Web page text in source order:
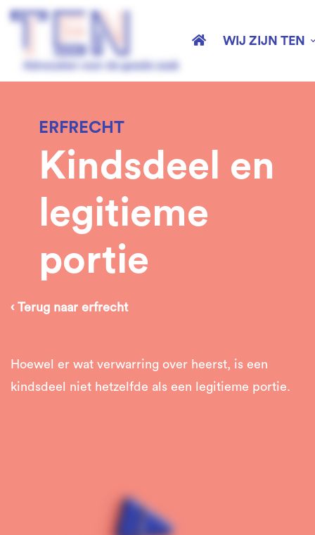
WIJ ZIJN TEN
en
legitieme
portie
ERFRECHT
Kindsdeel en
legitieme
portie
‹ Terug naar erfrecht
Hoewel er wat verwarring over heerst, is een
kindsdeel niet hetzelfde als een legitieme portie.